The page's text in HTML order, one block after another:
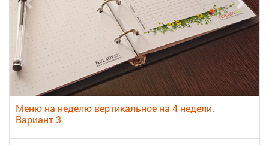
Меню на неделю вертикальное на 4 недели.
Вариант 3